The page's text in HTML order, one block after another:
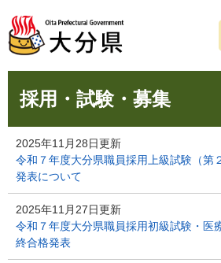
ジ
先
ュ
を
採用・試験・募集
2025年11月28日更新
令和７年度大分県職員採用上級試験（第
発表について
2025年11月27日更新
令和７年度大分県職員採用初級試験・医
終合格発表